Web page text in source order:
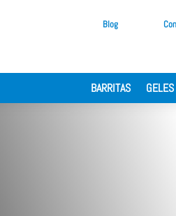
Blog
BARRITAS GELES